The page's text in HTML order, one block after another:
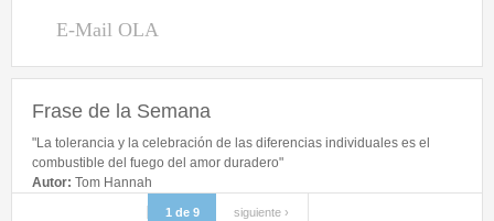
Libro de Visitas
Contacto
Inicio de sesión
Nombre de usuario*
E-Mail OLA
Frase de la Semana
"La tolerancia y la celebración de las diferencias individuales es el
combustible del fuego del amor duradero"
Autor: Tom Hannah
1 de 9 siguiente ›